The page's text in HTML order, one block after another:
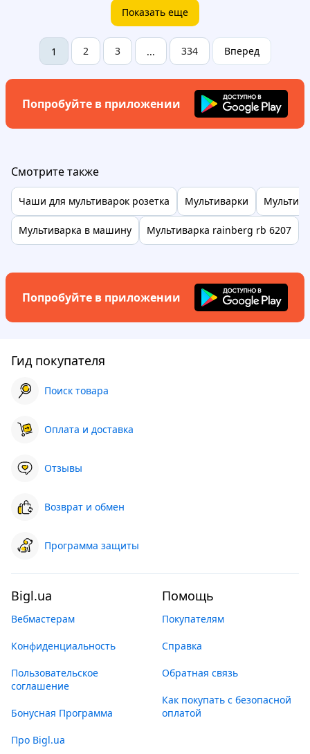
Показать еще
1 2 3 ... 334 Вперед
Попробуйте в приложении
Смотрите также
Чаши для мультиварок розетка Мультиварки
Мультиварка в машину Мультиварка rainberg rb 6207
Попробуйте в приложении
Гид покупателя
Поиск товара
Оплата и доставка
Отзывы
Возврат и обмен
Программа защиты
Bigl.ua
Вебмастерам
Конфиденциальность
Пользовательское
соглашение
Бонусная Программа
Про Bigl.ua
Помощь
Покупателям
Справка
Обратная связь
Как покупать с безопасной
оплатой